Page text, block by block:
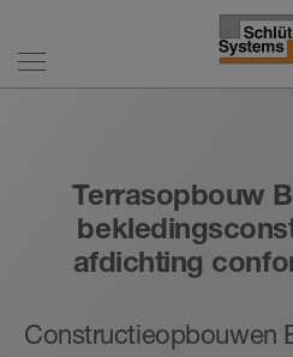
Terrasopbouw
afdichting
Constructieopbouwen